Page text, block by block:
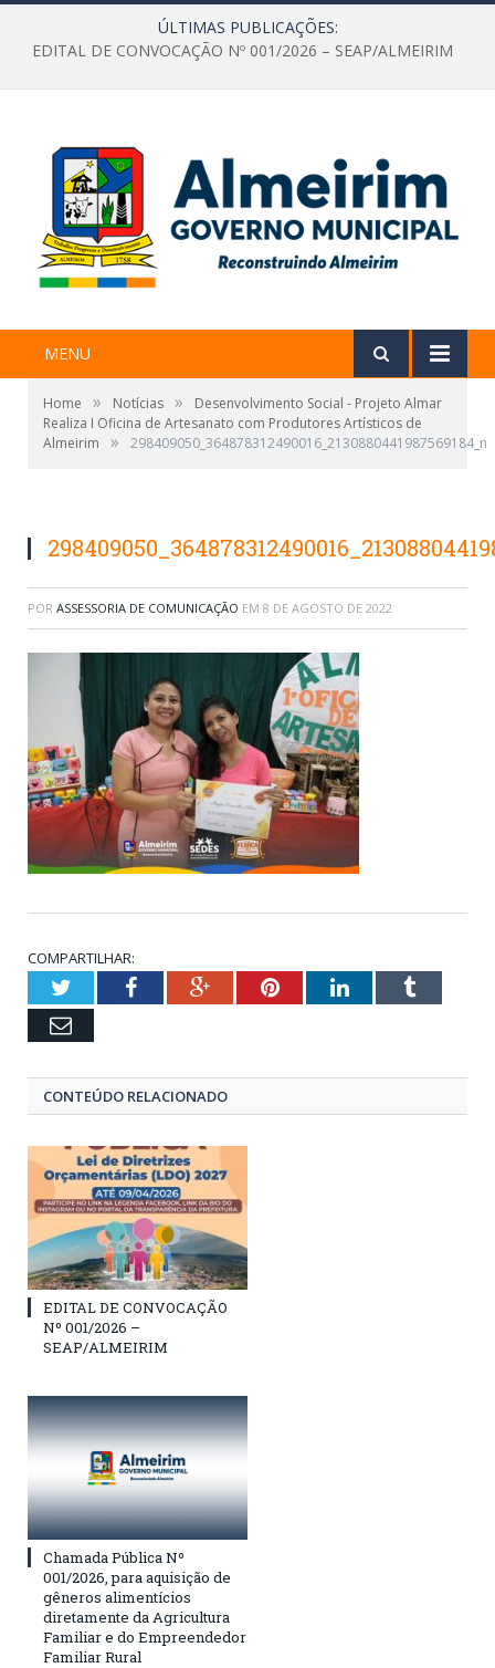
ÚLTIMAS PUBLICAÇÕES:
EDITAL DE CONVOCAÇÃO Nº 001/2026 – SEAP/ALMEIRIM
MENU
Home » Notícias »
Desenvolvimento Social - Projeto Almar
Realiza I Oficina de Artesanato com Produtores Artísticos de
Almeirim
» 298409050_364878312490016_2130880441987569184_n
POR ASSESSORIA DE COMUNICAÇÃO EM 8 DE AGOSTO DE 2022
COMPARTILHAR:
TwitterFacebookGoogle+PinterestLinkedInTumblr
Email
CONTEÚDO RELACIONADO
EDITAL DE CONVOCAÇÃO
Nº 001/2026 –
SEAP/ALMEIRIM
Chamada Pública Nº
001/2026, para aquisição de
gêneros alimentícios
diretamente da Agricultura
Familiar e do Empreendedor
Familiar Rural